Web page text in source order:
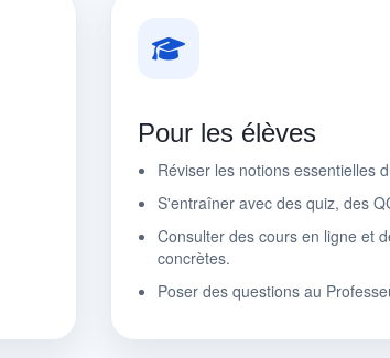
Pour les élèves
Réviser les notions essentielles
S'entraîner avec des quiz, des
Consulter des cours en ligne et
concrètes.
Poser des questions au